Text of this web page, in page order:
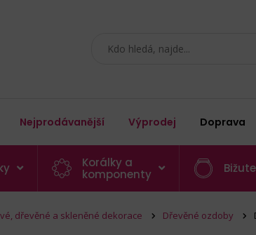
Nejprodávanější Výprodej Doprava
Korálky a
komponenty
dřevěné a skleněné dekorace Dřevěné ozdoby